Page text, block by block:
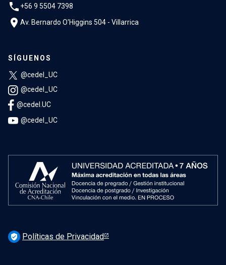
phone +56 9 5504 7398
location_on Av. Bernardo O'Higgins 504 - Villarrica
SÍGUENOS
@cedel_UC
@cedel_UC
@cedel.UC
@cedel_UC
verified_user Políticas de Privacidad